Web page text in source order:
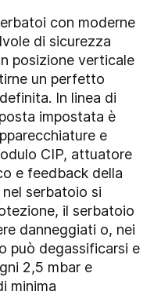
con moderne
di sicurezza
posizione verticale
un perfetto
In linea di
impostata è
e
CIP, attuatore
e feedback della
serbatoio si
il serbatoio
danneggiati o, nei
può degassificarsi e
2,5 mbar e
minima